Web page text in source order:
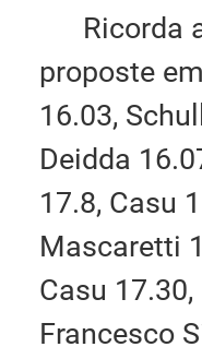
Ricorda
proposte
16.03,
Deidda
17.8, Casu
Mascaretti
Casu
Francesco